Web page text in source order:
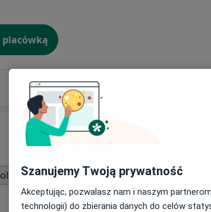
Adresy
Dermatolog
Szukaj innej
Szanujemy Twoją prywatność
Akceptując, pozwalasz nam i naszym
technologii) do zbierania danych do celów